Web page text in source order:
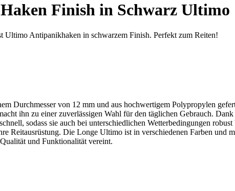
Finish in Schwarz Ultimo
Antipanikhaken in schwarzem Finish. Perfekt zum Reiten!
Durchmesser von 12 mm und aus hochwertigem Polypropylen
ihn zu einer zuverlässigen Wahl für den täglichen Gebrauch.
sodass sie auch bei unterschiedlichen Wetterbedingungen
Reitausrüstung. Die Longe Ultimo ist in verschiedenen Farben und
und Funktionalität vereint.